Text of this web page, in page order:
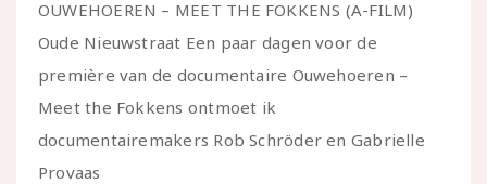
OUWEHOEREN – MEET THE FOKKENS (A-FILM)
Oude Nieuwstraat Een paar dagen voor de
première van de documentaire Ouwehoeren –
Meet the Fokkens ontmoet ik
documentairemakers Rob Schröder en Gabrielle
Provaas